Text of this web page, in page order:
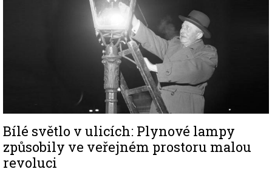
Bílé světlo v ulicích: Plynové lampy
způsobily ve veřejném prostoru malou
revoluci